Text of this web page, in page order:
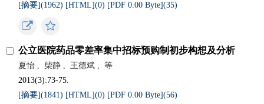
[摘要](1962) [HTML](0) [PDF 0.00 Byte](35)
公立医院药品零差率集中招标预购制初步构想及分析
夏怡 , 柴静 , 王德斌 ,
等
2013(3):73-75.
[摘要](1841) [HTML](0) [PDF 0.00 Byte](56)